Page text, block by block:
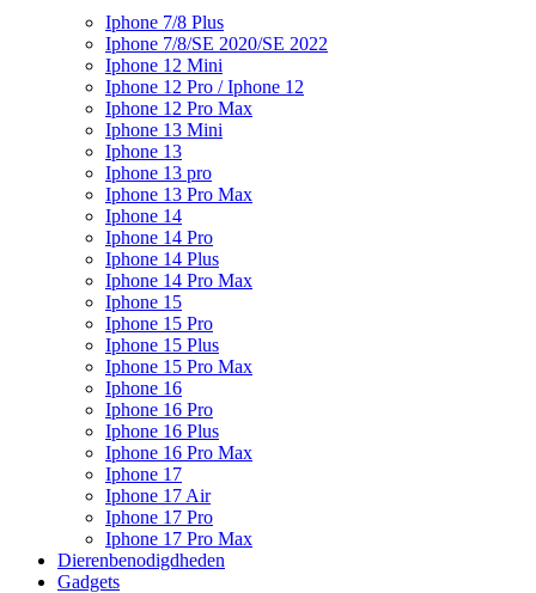
Iphone 7/8 Plus
Iphone 7/8/SE 2020/SE 2022
Iphone 12 Mini
Iphone 12 Pro / Iphone 12
Iphone 12 Pro Max
Iphone 13 Mini
Iphone 13
Iphone 13 pro
Iphone 13 Pro Max
Iphone 14
Iphone 14 Pro
Iphone 14 Plus
Iphone 14 Pro Max
Iphone 15
Iphone 15 Pro
Iphone 15 Plus
Iphone 15 Pro Max
Iphone 16
Iphone 16 Pro
Iphone 16 Plus
Iphone 16 Pro Max
Iphone 17
Iphone 17 Air
Iphone 17 Pro
Iphone 17 Pro Max
Dierenbenodigdheden
Gadgets